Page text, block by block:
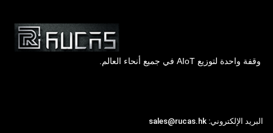
وقفة واحدة لتوزيع AIoT في جميع أنحاء العالم.
البريد الإلكتروني: sales@rucas.hk